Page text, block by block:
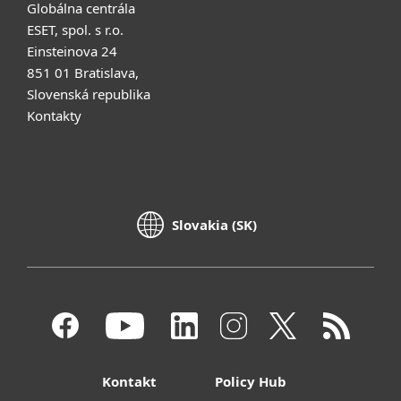
Globálna centrála
ESET, spol. s r.o.
Einsteinova 24
851 01 Bratislava,
Slovenská republika
Kontakty
Slovakia (SK)
Kontakt Policy Hub